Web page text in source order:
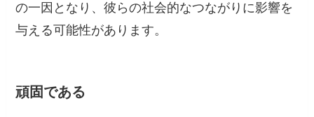
の一因となり、彼らの社会的なつながりに影響を
与える可能性があります。
頑固である